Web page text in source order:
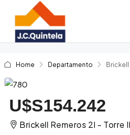
Home Departamento Brickell
U$S154.242
Brickell Remeros 2I - Torre